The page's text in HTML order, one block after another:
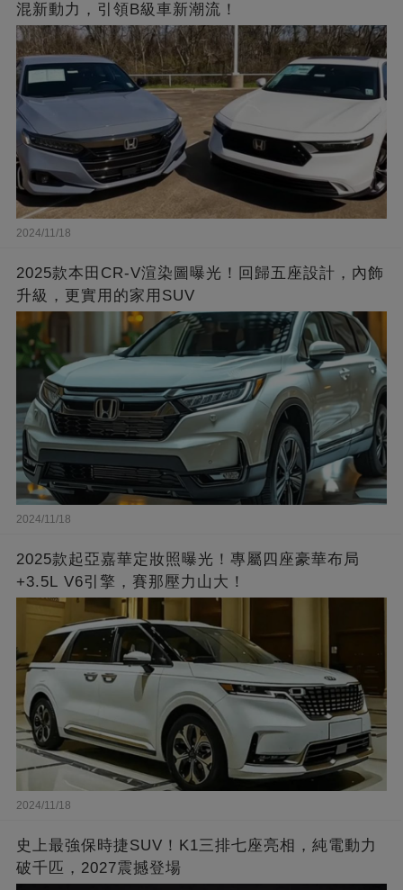
混新動力，引領B級車新潮流！
2024/11/18
2025款本田CR-V渲染圖曝光！回歸五座設計，內飾
升級，更實用的家用SUV
2024/11/18
2025款起亞嘉華定妝照曝光！專屬四座豪華布局
+3.5L V6引擎，賽那壓力山大！
2024/11/18
史上最強保時捷SUV！K1三排七座亮相，純電動力
破千匹，2027震撼登場